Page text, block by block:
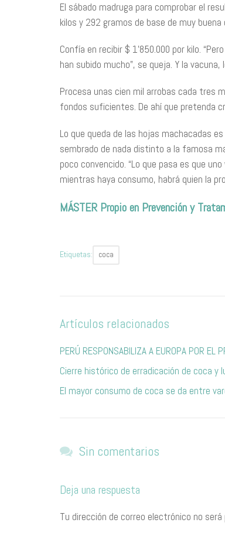
El sábado madruga para comprobar el
kilos y 292 gramos de base de muy
Confía en recibir $ 1’850.000 por kilo.
han subido mucho”, se queja. Y la
Procesa unas cien mil arrobas cada tres
fondos suficientes. De ahí que pretenda
Lo que queda de las hojas machacadas
sembrado de nada distinto a la famosa
poco convencido. “Lo que pasa es que
mientras haya consumo, habrá quien la
MÁSTER Propio en Prevención y
Etiquetas: coca
Artículos relacionados
PERÚ RESPONSABILIZA A EUROPA POR EL
Cierre histórico de erradicación de coca y
El mayor consumo de coca se da entre
Sin comentarios
Deja una respuesta
Tu dirección de correo electrónico no será